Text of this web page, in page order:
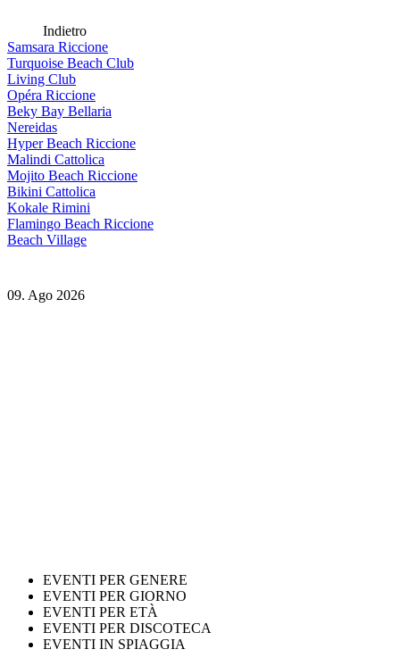
Indietro
Samsara Riccione
Turquoise Beach Club
Living Club
Opéra Riccione
Beky Bay Bellaria
Nereidas
Hyper Beach Riccione
Malindi Cattolica
Mojito Beach Riccione
Bikini Cattolica
Kokale Rimini
Flamingo Beach Riccione
Beach Village
09. Ago 2026
EVENTI PER GENERE
EVENTI PER GIORNO
EVENTI PER ETÀ
EVENTI PER DISCOTECA
EVENTI IN SPIAGGIA